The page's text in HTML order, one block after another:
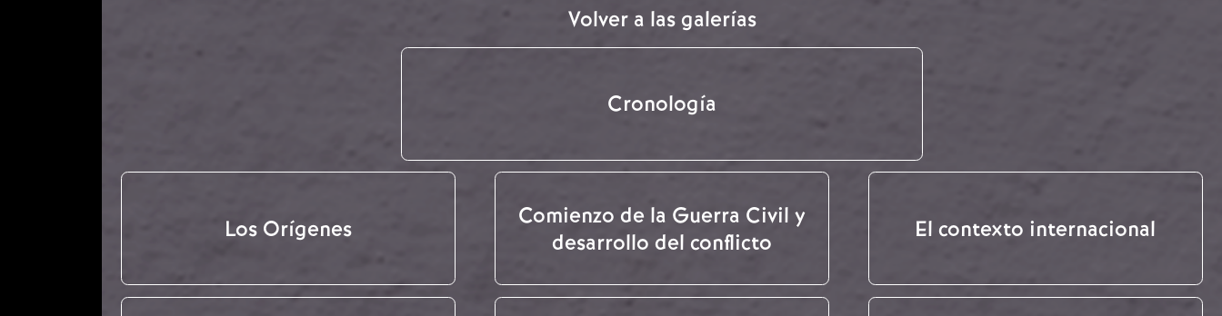
Volver a las galerías
Cronología
Los Orígenes
Comienzo de la Guerra Civil y
desarrollo del conflicto
El contexto internacional